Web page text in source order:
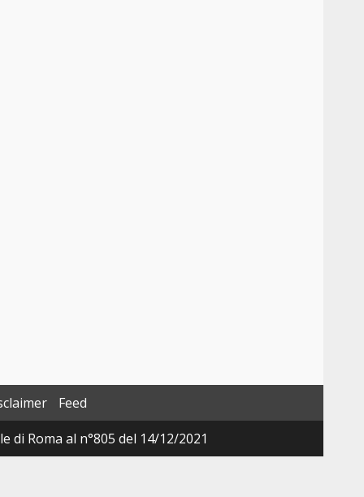
Feed
Roma al n°805 del 14/12/2021